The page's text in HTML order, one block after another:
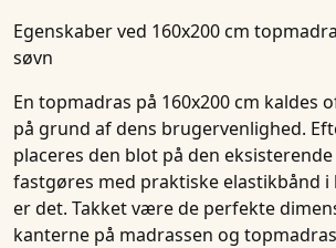
Egenskaber ved 160x200 cm
søvn
En topmadras på 160x200 cm kaldes
på grund af dens brugervenlighed.
placeres den blot på den
fastgøres med praktiske elastikbånd
er det. Takket være de perfekte
kanterne på madrassen og